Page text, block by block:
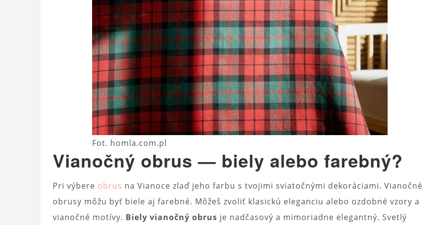
Fot. homla.com.pl
Vianočný obrus — biely alebo farebný?
Pri výbere obrus na Vianoce zlaď jeho farbu s tvojimi sviatočnými dekoráciami. Vianočné
obrusy môžu byť biele aj farebné. Môžeš zvoliť klasickú eleganciu alebo ozdobné vzory a
vianočné motívy. Biely vianočný obrus je nadčasový a mimoriadne elegantný. Svetlý